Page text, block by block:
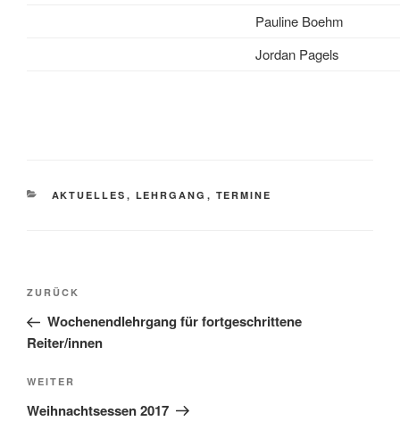
Pauline Boehm
Jordan Pagels
KATEGORIEN
AKTUELLES , LEHRGANG , TERMINE
Beitragsnavigation
Vorheriger
Beitrag
ZURÜCK
Wochenendlehrgang für fortgeschrittene
Reiter/innen
Nächster
Beitrag
WEITER
Weihnachtsessen 2017